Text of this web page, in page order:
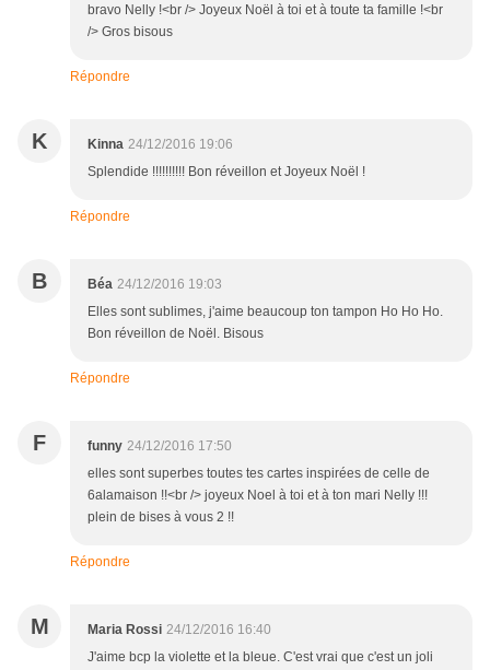
bravo Nelly !<br /> Joyeux Noël à toi et à toute ta famille !<br
/> Gros bisous
Répondre
K Kinna 24/12/2016 19:06
Splendide !!!!!!!!!! Bon réveillon et Joyeux Noël !
Répondre
B Béa 24/12/2016 19:03
Elles sont sublimes, j'aime beaucoup ton tampon Ho Ho Ho.
Bon réveillon de Noël. Bisous
Répondre
F funny 24/12/2016 17:50
elles sont superbes toutes tes cartes inspirées de celle de
6alamaison !!<br /> joyeux Noel à toi et à ton mari Nelly !!!
plein de bises à vous 2 !!
Répondre
M Maria Rossi 24/12/2016 16:40
J'aime bcp la violette et la bleue. C'est vrai que c'est un joli